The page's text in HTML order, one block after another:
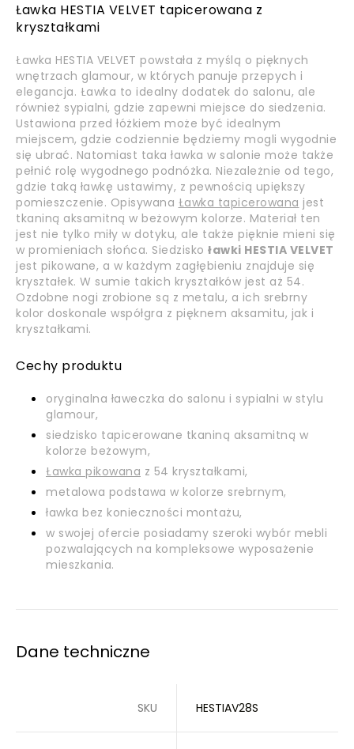
Ławka HESTIA VELVET tapicerowana z
kryształkami
Ławka HESTIA VELVET powstała z myślą o pięknych
wnętrzach glamour, w których panuje przepych i
elegancja. Ławka to idealny dodatek do salonu, ale
również sypialni, gdzie zapewni miejsce do siedzenia.
Ustawiona przed łóżkiem może być idealnym
miejscem, gdzie codziennie będziemy mogli wygodnie
się ubrać. Natomiast taka ławka w salonie może także
pełnić rolę wygodnego podnóżka. Niezależnie od tego,
gdzie taką ławkę ustawimy, z pewnością upiększy
pomieszczenie. Opisywana Ławka tapicerowana jest
tkaniną aksamitną w beżowym kolorze. Materiał ten
jest nie tylko miły w dotyku, ale także pięknie mieni się
w promieniach słońca. Siedzisko ławki HESTIA VELVET
jest pikowane, a w każdym zagłębieniu znajduje się
kryształek. W sumie takich kryształków jest aż 54.
Ozdobne nogi zrobione są z metalu, a ich srebrny
kolor doskonale współgra z pięknem aksamitu, jak i
kryształkami.
Cechy produktu
oryginalna ławeczka do salonu i sypialni w stylu
glamour,
siedzisko tapicerowane tkaniną aksamitną w
kolorze beżowym,
Ławka pikowana z 54 kryształkami,
metalowa podstawa w kolorze srebrnym,
ławka bez konieczności montażu,
w swojej ofercie posiadamy szeroki wybór mebli
pozwalających na kompleksowe wyposażenie
mieszkania.
Dane techniczne
SKU HESTIAV28S